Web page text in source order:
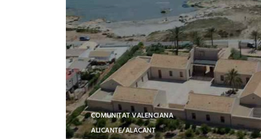
COMUNITAT VALENCIANA
ALICANTE/ALACANT